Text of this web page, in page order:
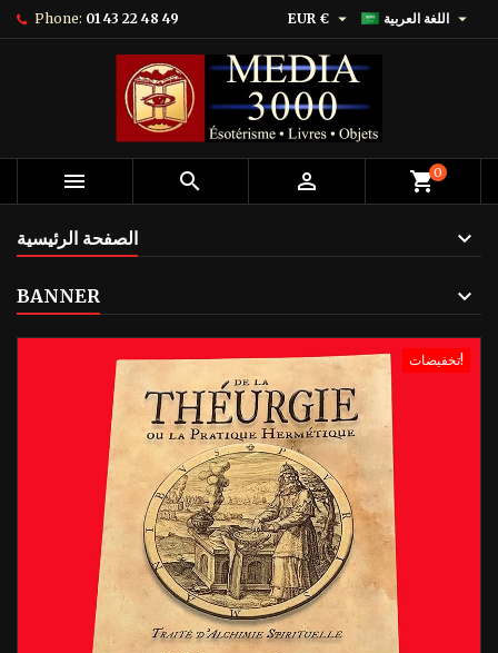
Phone: 01 43 22 48 49 اللغة العربية 
EUR € 
   shopping_cart0
الصفحة الرئيسية
BANNER
تخفيضات!